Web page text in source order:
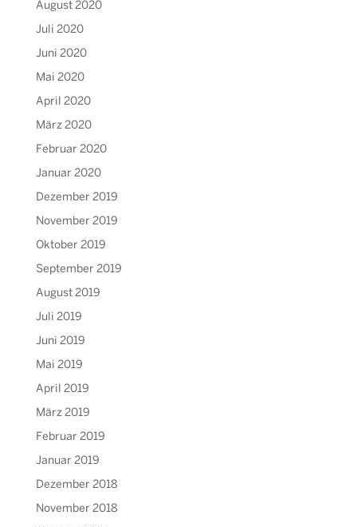
August 2020
Juli 2020
Juni 2020
Mai 2020
April 2020
März 2020
Februar 2020
Januar 2020
Dezember 2019
November 2019
Oktober 2019
September 2019
August 2019
Juli 2019
Juni 2019
Mai 2019
April 2019
März 2019
Februar 2019
Januar 2019
Dezember 2018
November 2018